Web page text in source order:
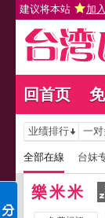
建议将本站 加
回首页
业绩排行 一
全部在線 台妹
樂米米